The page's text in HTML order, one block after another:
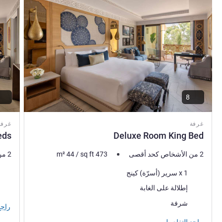
غرفة
Deluxe Room King Bed
2 من الأشخاص كحد أقصى m²44/sq ft 473
فرش السرير
1 x سرير (أسرّة) كينج
المناظر:إطلالة على الغابة
أكثر أماكن الإقامة:
شرفة
2 من الأشخاص كحد أقصى